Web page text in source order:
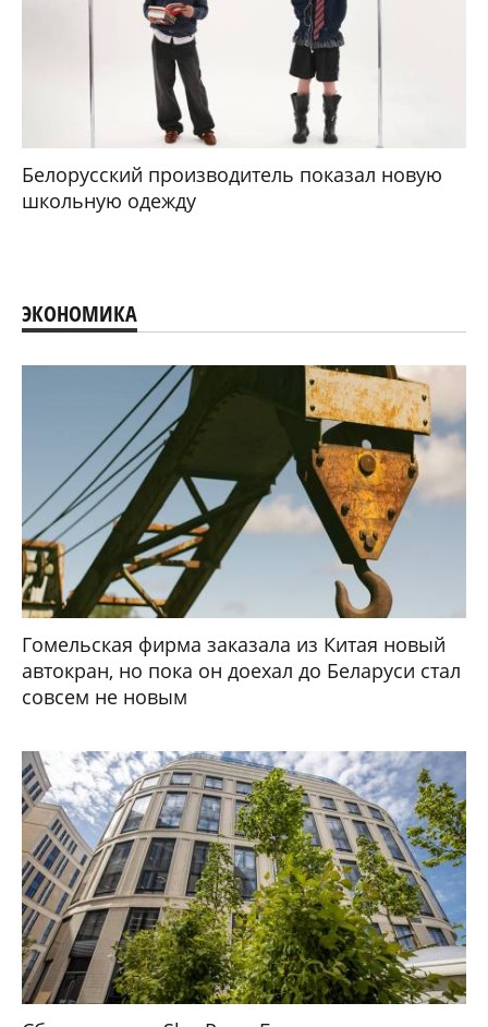
Белорусский производитель показал новую
школьную одежду
ЭКОНОМИКА
Гомельская фирма заказала из Китая новый
автокран, но пока он доехал до Беларуси стал
совсем не новым